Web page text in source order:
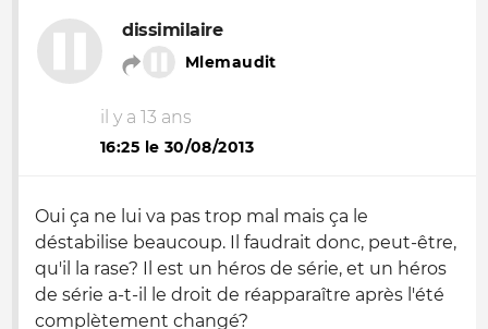
dissimilaire
Mlemaudit
il y a 13 ans
16:25 le 30/08/2013
Oui ça ne lui va pas trop mal mais ça le
déstabilise beaucoup. Il faudrait donc, peut-être,
qu'il la rase? Il est un héros de série, et un héros
de série a-t-il le droit de réapparaître après l'été
complètement changé?